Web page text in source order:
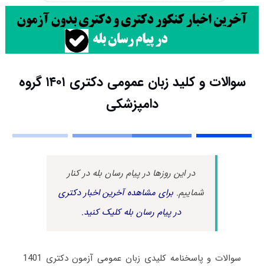
سوالات و کلید زبان عمومی دکتری ۱۴۰۱ گروه
دامپزشکی
در این روزها در پیام رسان بله در کنار
شماییم.برای مشاهده آخرین اخبار دکتری
در پیام رسان بله کلیک کنید.
سوالات و پاسخنامه کلیدی زبان عمومی آزمون دکتری 1401